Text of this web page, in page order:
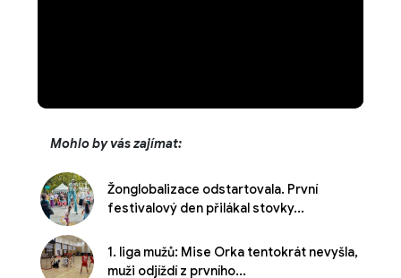
Mohlo by vás zajímat:
Žonglobalizace odstartovala. První
festivalový den přilákal stovky...
1. liga mužů: Mise Orka tentokrát nevyšla,
muži odjíždí z prvního...